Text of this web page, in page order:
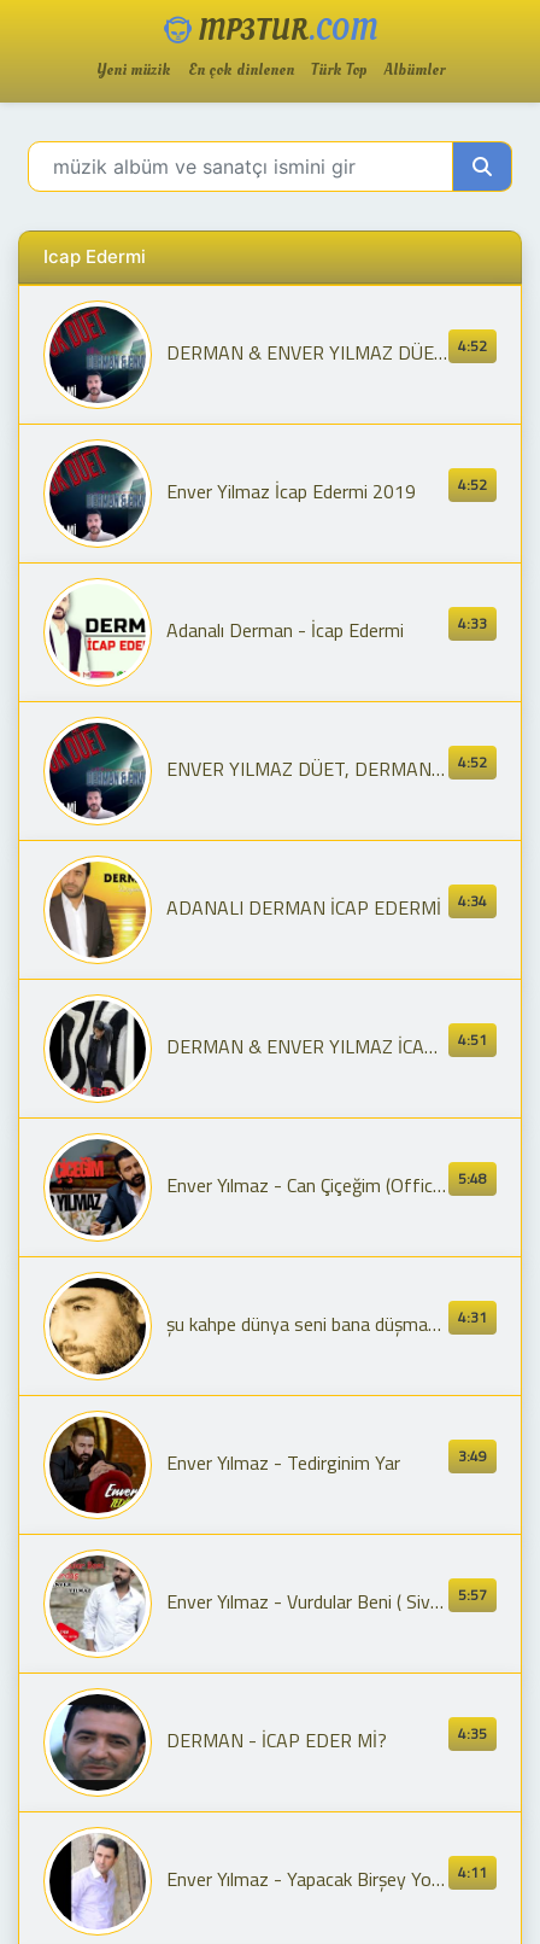
MP3TUR.COM
Yeni müzik En çok dinlenen Türk Top Albümler
Icap Edermi
4:52
DERMAN & ENVER YILMAZ DÜET - İCAP EDER Mİ
4:52
Enver Yilmaz İcap Edermi 2019
4:33
Adanalı Derman - İcap Edermi
4:52
ENVER YILMAZ DÜET, DERMAN İCAP EDER Mİ 2019, BOMBA.. DÜET
4:34
ADANALI DERMAN İCAP EDERMİ
4:51
DERMAN & ENVER YILMAZ İCAP EDER Mİ By.Yhskolik
5:48
Enver Yılmaz - Can Çiçeğim (Official Audio)
4:31
şu kahpe dünya seni bana düşman edermi
3:49
Enver Yılmaz - Tedirginim Yar
5:57
Enver Yılmaz - Vurdular Beni ( Sivas Caddesi )
4:35
DERMAN - İCAP EDER Mİ?
4:11
Enver Yılmaz - Yapacak Birşey Yok [ © Official Audio ]